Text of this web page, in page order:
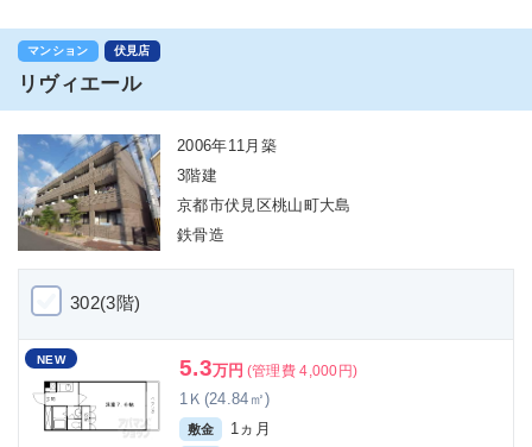
マンション 伏見店
リヴィエール
2006年11月築
3階建
京都市伏見区桃山町大島
鉄骨造
302(3階)
NEW 5.3万円 (管理費 4,000円)
1Ｋ(24.84㎡)
敷金 1ヵ月